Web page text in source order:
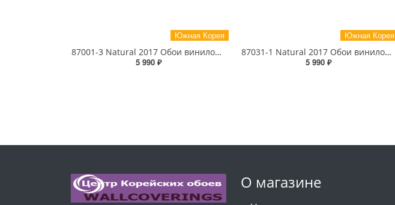
Южная Корея
87001-3 Natural 2017 Обои виниловые на бумажной основе 1.06*15.6
5 990 ₽
Южная Корея
87031-1 Natural 2017 Обои виниловые на бумажной основе 1.06*15.6
5 990 ₽
О магазине